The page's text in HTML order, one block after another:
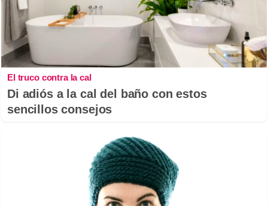
El truco contra la cal
Di adiós a la cal del baño con estos
sencillos consejos